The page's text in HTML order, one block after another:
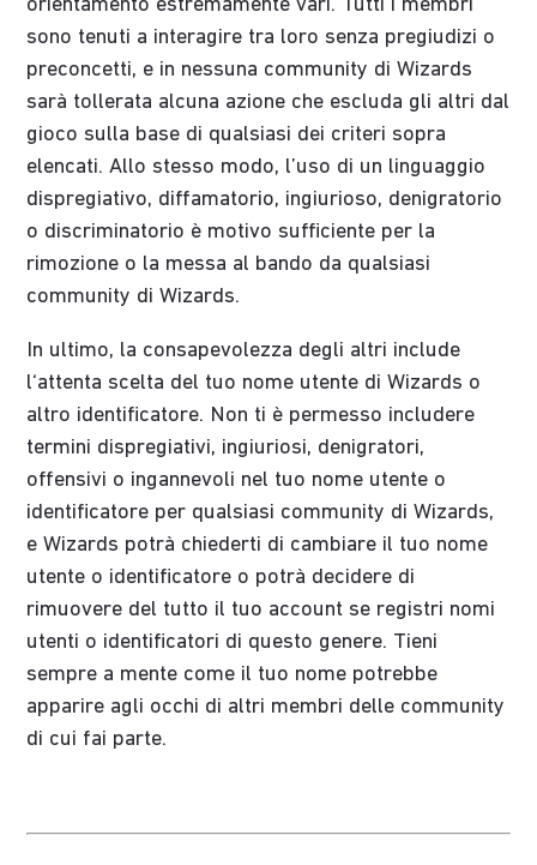
orientamento estremamente vari. Tutti i membri
sono tenuti a interagire tra loro senza pregiudizi o
preconcetti, e in nessuna community di Wizards
sarà tollerata alcuna azione che escluda gli altri dal
gioco sulla base di qualsiasi dei criteri sopra
elencati. Allo stesso modo, l’uso di un linguaggio
dispregiativo, diffamatorio, ingiurioso, denigratorio
o discriminatorio è motivo sufficiente per la
rimozione o la messa al bando da qualsiasi
community di Wizards.
In ultimo, la consapevolezza degli altri include
l‘attenta scelta del tuo nome utente di Wizards o
altro identificatore. Non ti è permesso includere
termini dispregiativi, ingiuriosi, denigratori,
offensivi o ingannevoli nel tuo nome utente o
identificatore per qualsiasi community di Wizards,
e Wizards potrà chiederti di cambiare il tuo nome
utente o identificatore o potrà decidere di
rimuovere del tutto il tuo account se registri nomi
utenti o identificatori di questo genere. Tieni
sempre a mente come il tuo nome potrebbe
apparire agli occhi di altri membri delle community
di cui fai parte.